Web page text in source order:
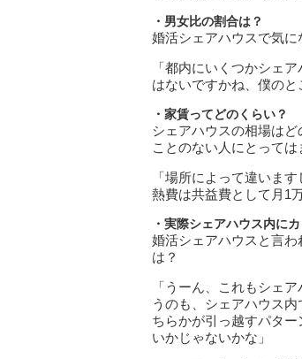
・男女比の割合は？
婚活シェアハウスで気に
「都内にいくつかシェ
はないですかね、僕のと
・家賃ってどのくらい？
シェアハウスの相場は
ことのない人にとっては
「場所によって違いま
熱費は共益費として月1
・実際シェアハウス内に
婚活シェアハウスと言
は？
「うーん、これもシェ
うのも、シェアハウス
ちらかが引っ越すパタ
いかじゃないかな」